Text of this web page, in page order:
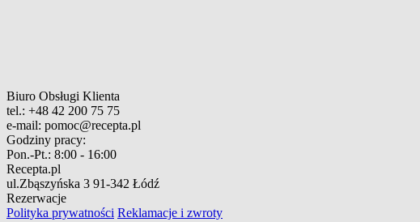
Biuro Obsługi Klienta
tel.: +48 42 200 75 75
e-mail: pomoc@recepta.pl
Godziny pracy:
Pon.-Pt.: 8:00 - 16:00
Recepta.pl
ul.Zbąszyńska 3 91-342 Łódź
Rezerwacje
Polityka prywatności Reklamacje i zwroty